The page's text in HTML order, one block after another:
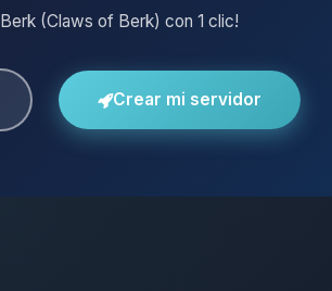
(Claws of Berk) con 1 clic!
Crear mi servidor